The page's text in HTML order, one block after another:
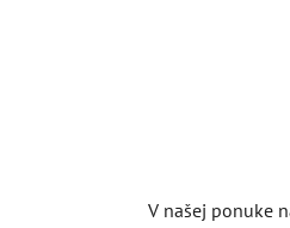
V našej ponuke